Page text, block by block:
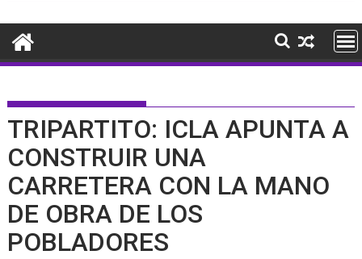
TRIPARTITO: ICLA APUNTA A
CONSTRUIR UNA
CARRETERA CON LA MANO
DE OBRA DE LOS
POBLADORES